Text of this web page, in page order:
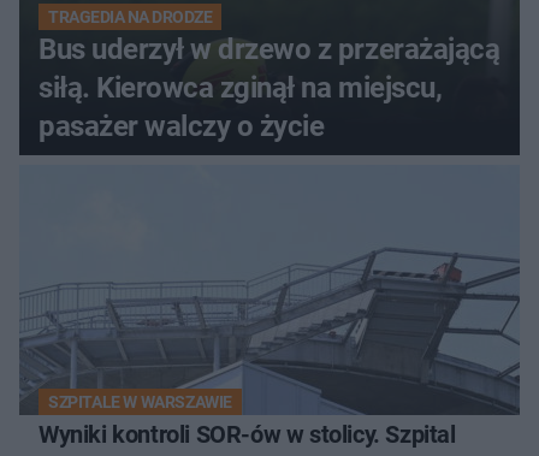
TRAGEDIA NA DRODZE
Bus uderzył w drzewo z przerażającą
siłą. Kierowca zginął na miejscu,
pasażer walczy o życie
SZPITALE W WARSZAWIE
Wyniki kontroli SOR-ów w stolicy. Szpital